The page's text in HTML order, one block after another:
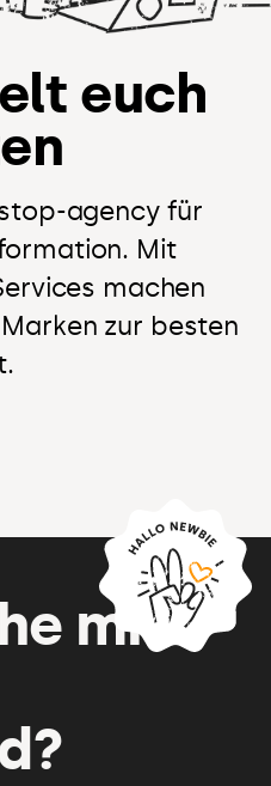
euch
agency für
Mit
machen
zur besten
mit